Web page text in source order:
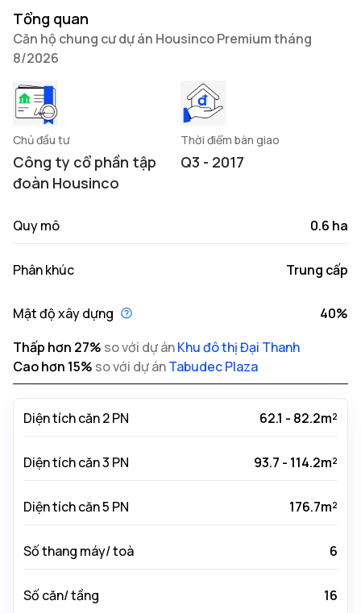
Tổng quan
Căn hộ chung cư dự án Housinco Premium tháng
8/2026
Chủ đầu tư
Công ty cổ phần tập
đoàn Housinco
Thời điểm bàn giao
Q3 - 2017
Quy mô 0.6 ha
Phân khúc Trung cấp
Mật độ xây dựng
40%
Thấp hơn 27% so với dự ánKhu đô thị Đại Thanh
Cao hơn 15% so với dự ánTabudec Plaza
Diện tích căn 2 PN 62.1 - 82.2m²
Diện tích căn 3 PN 93.7 - 114.2m²
Diện tích căn 5 PN 176.7m²
Số thang máy/ toà 6
Số căn/ tầng 16